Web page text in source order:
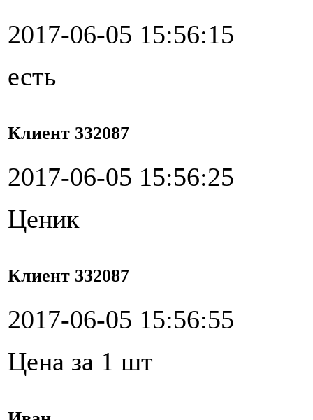
2017-06-05 15:56:15
есть
Клиент 332087
2017-06-05 15:56:25
Ценик
Клиент 332087
2017-06-05 15:56:55
Цена за 1 шт